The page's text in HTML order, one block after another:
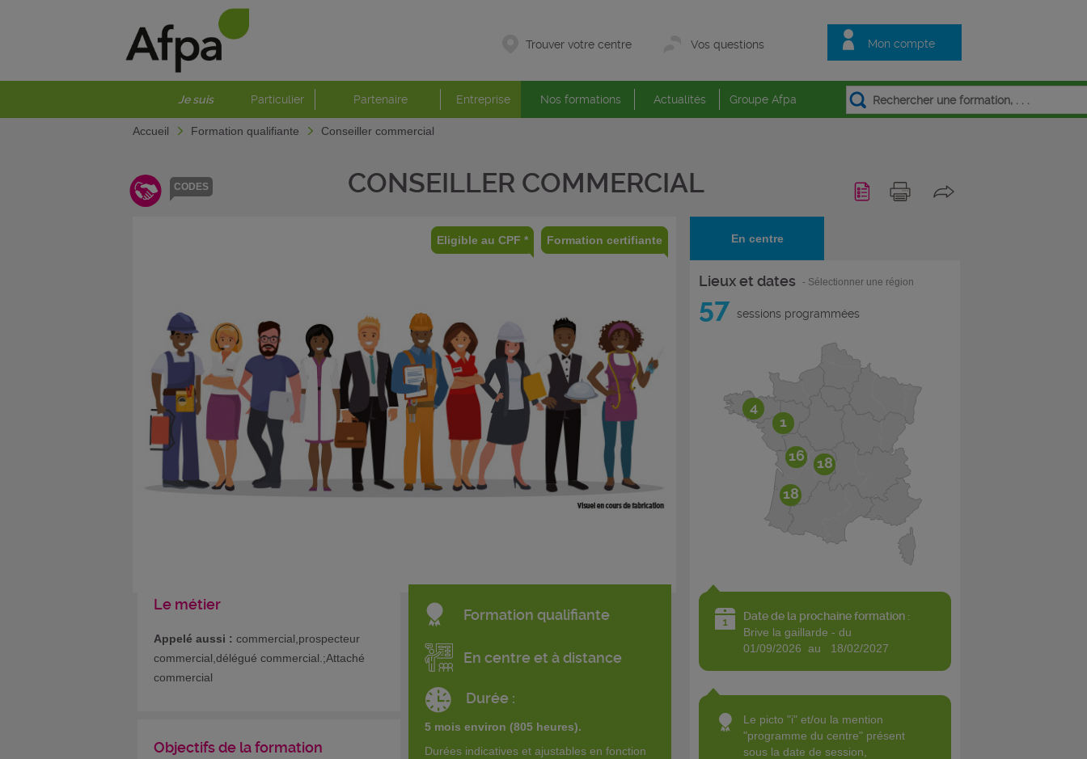
Mon compte
Trouver votre centre Vos questions
Je suis Particulier Partenaire Entreprise Nos formations Actualités Groupe Afpa
Accueil Formation qualifiante Conseiller commercial
CODES CONSEILLER COMMERCIAL
Eligible au CPF * Formation certifiante
Le métier
Appelé aussi : commercial,prospecteur
commercial,délégué commercial.;Attaché
commercial
Objectifs de la formation
Formation qualifiante
En centre et à distance
Durée :
5 mois environ (805 heures).
Durées indicatives et ajustables en fonction
En centre
Lieux et dates - Sélectionner une région
57 sessions programmées
18
4
18
1
16
Date de la prochaine formation :
brive la gaillarde - du
01/09/2026 au 18/02/2027
le picto "i" et/ou la mention
"programme du centre" présent
sous la date de session,